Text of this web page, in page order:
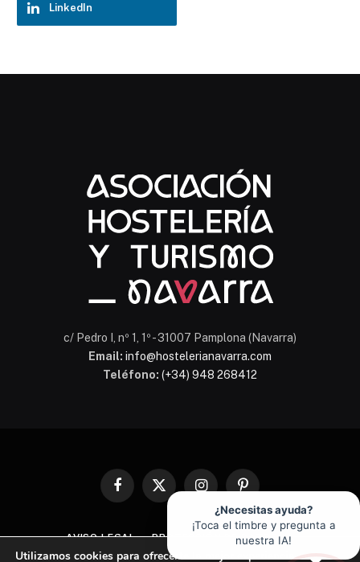
LinkedIn
¿Necesitas ayuda?
¡Toca el timbre y pregunta a
nuestra IA!
Chatbot Hostelería Navarra
En línea
c/ Pedro I, nº 1, 1º - 31007 Pamplona (Navarra)
Email: info@hostelerianavarra.com
Teléfono: (+34) 948 268412
Facebook
X
(Twitter)
InstagramPinterest
AVISO LEGAL PROTECCIÓN DE DATOS
Utilizamos cookies para ofrecerte la mejor experiencia en